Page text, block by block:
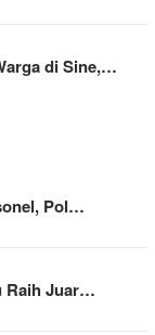
di Sine,…
Pol…
Raih Juar…